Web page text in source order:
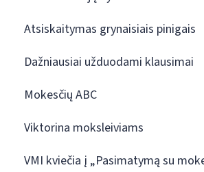
Atsiskaitymas grynaisiais pinigais
Dažniausiai užduodami klausimai
Mokesčių ABC
Viktorina moksleiviams
VMI kviečia į „Pasimatymą su